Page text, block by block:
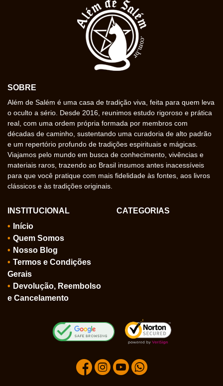
SOBRE
Além de Salém é uma casa de tradição viva, feita para quem leva
o oculto a sério. Desde 2016, reunimos estudo rigoroso e prática
real, com uma ordem própria formada por membros com
décadas de caminho, sustentando uma curadoria de alto padrão
e um repertório profundo de tradições espirituais e mágicas.
Viajamos pelo mundo em busca de conhecimento, vivências e
materiais raros, trazendo ao Brasil insumos antes inacessíveis
para que você pratique com mais fidelidade às fontes, aos livros
clássicos e às tradições originais.
INSTITUCIONAL
Início
Quem Somos
Nosso Blog
Termos e Condições
Gerais
Devolução, Reembolso
e Cancelamento
CATEGORIAS